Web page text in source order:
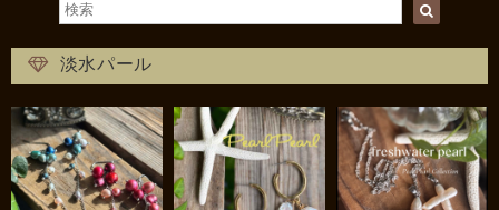
淡水パール